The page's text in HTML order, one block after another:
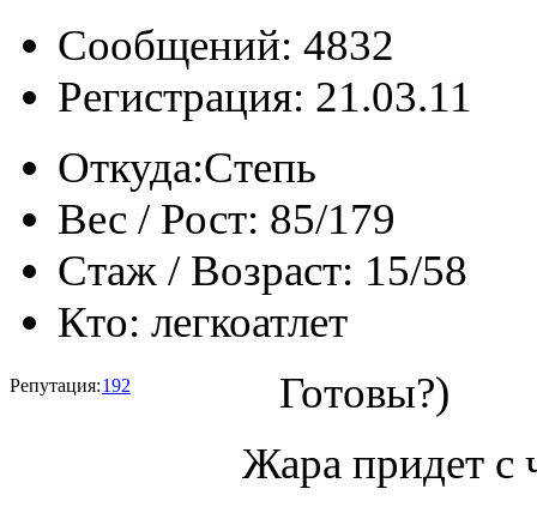
Сообщений: 4832
Регистрация: 21.03.11
Откуда:Степь
Вес / Рост: 85/179
Стаж / Возраст: 15/58
Кто: легкоатлет
Репутация:192
Готовы?)
Жара придет с